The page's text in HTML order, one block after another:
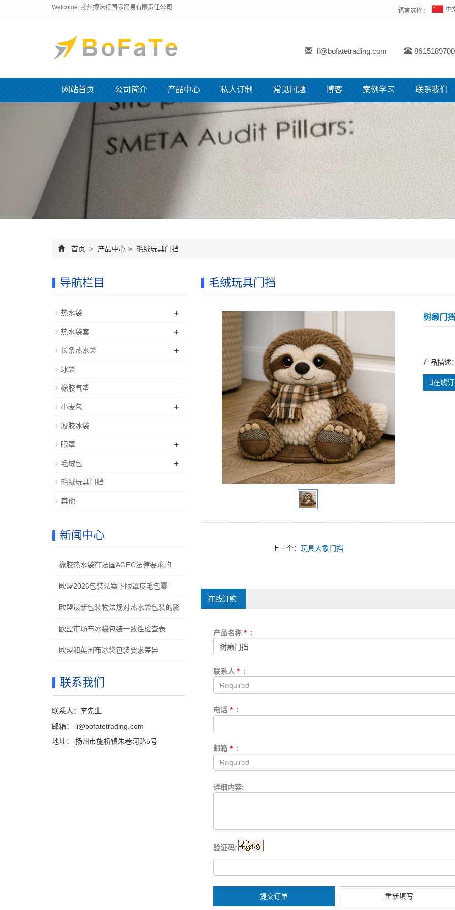
Welcome: 扬州搏法特国际贸易有限责任公司
语言选择：
li@bofatetrading.com
网站首页 公司简介 产品中心 私人订制 常见问题 博客 案例学习 联系我们
首页 > 产品中心 > 毛绒玩具门挡
毛绒玩具门挡
树癞门挡
产品描述：
在线
上一个：玩具大象门挡
在线订购:
产品名称 * :
联系人 * :
电话 * :
邮箱 * :
详细内容:
验证码:
提交订单 重新填写
导航栏目
热水袋 +
热水袋套 +
长条热水袋 +
冰袋
橡胶气垫
小麦包 +
凝胶冰袋
眼罩 +
毛绒包 +
毛绒玩具门挡
其他
新闻中心
橡胶热水袋在法国AGEC法律要求的
欧盟2026包装法案下眼罩皮毛包零
欧盟最新包装物法规对热水袋包装的影
欧盟市场布冰袋包装一致性检查表
欧盟和英国布冰袋包装要求差异
联系我们
联系人：李先生
邮箱：
li@bofatetrading.com
地址： 扬州市施桥镇朱巷河路5号